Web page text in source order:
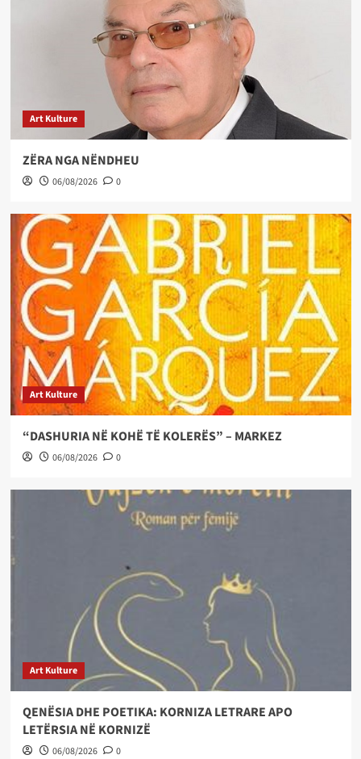
Art Kulture
ZËRA NGA NËNDHEU
06/08/2026 0
Art Kulture
“DASHURIA NË KOHË TË KOLERËS” – MARKEZ
06/08/2026 0
Art Kulture
QENËSIA DHE POETIKA: KORNIZA LETRARE APO
LETËRSIA NË KORNIZË
06/08/2026 0